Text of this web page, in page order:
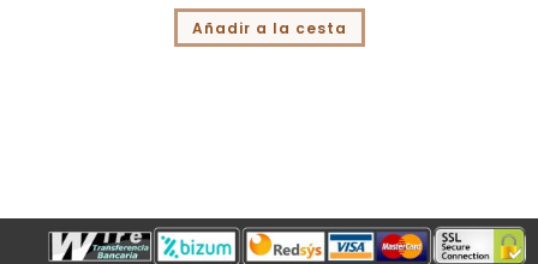
Añadir a la cesta